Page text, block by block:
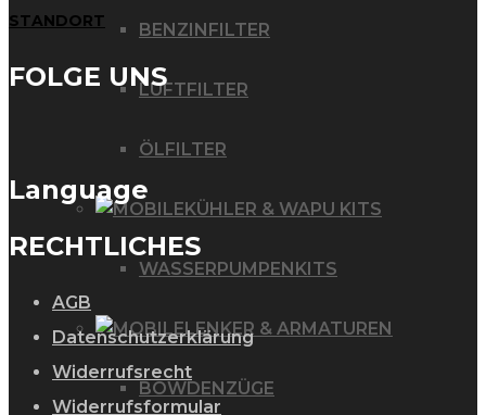
BENZINFILTER
LUFTFILTER
ÖLFILTER
KÜHLER & WAPU KITS
WASSERPUMPENKITS
LENKER & ARMATUREN
BOWDENZÜGE
STANDORT
FOLGE UNS
Language
RECHTLICHES
AGB
Datenschutzerklärung
Widerrufsrecht
Widerrufsformular